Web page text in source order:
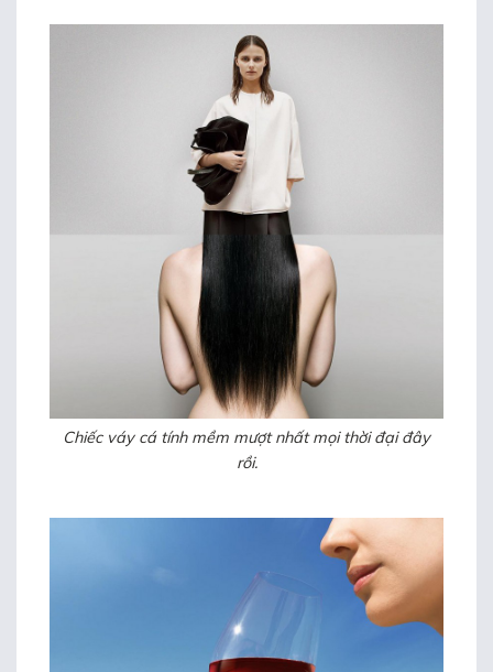
Chiếc váy cá tính mềm mượt nhất mọi thời đại đây
rồi.